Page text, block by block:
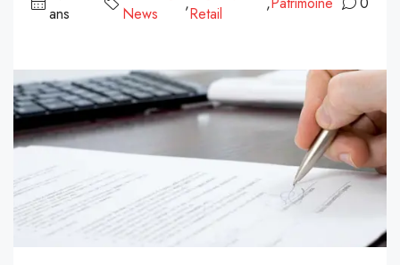
ans
News
Retail